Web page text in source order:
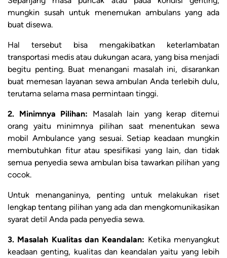
mungkin susah untuk menemukan ambulans yang ada
buat disewa.
Hal tersebut bisa mengakibatkan keterlambatan
transportasi medis atau dukungan acara, yang bisa menjadi
begitu penting. Buat menangani masalah ini, disarankan
buat memesan layanan sewa ambulan Anda terlebih dulu,
terutama selama masa permintaan tinggi.
2. Minimnya Pilihan: Masalah lain yang kerap ditemui
orang yaitu minimnya pilihan saat menentukan sewa
mobil Ambulance yang sesuai. Setiap keadaan mungkin
membutuhkan fitur atau spesifikasi yang lain, dan tidak
semua penyedia sewa ambulan bisa tawarkan pilihan yang
cocok.
Untuk menanganinya, penting untuk melakukan riset
lengkap tentang pilihan yang ada dan mengkomunikasikan
syarat detil Anda pada penyedia sewa.
3. Masalah Kualitas dan Keandalan: Ketika menyangkut
keadaan genting, kualitas dan keandalan yaitu yang lebih